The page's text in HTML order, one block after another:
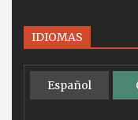
IDIOMAS
Español